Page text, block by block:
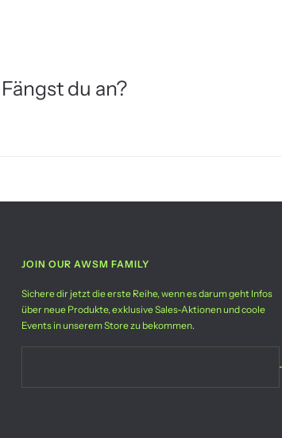
du an?
JOIN OUR AWSM FAMILY
Sichere dir jetzt die erste Reihe, wenn es darum geht Infos
über neue Produkte, exklusive Sales-Aktionen und coole
Events in unserem Store zu bekommen.